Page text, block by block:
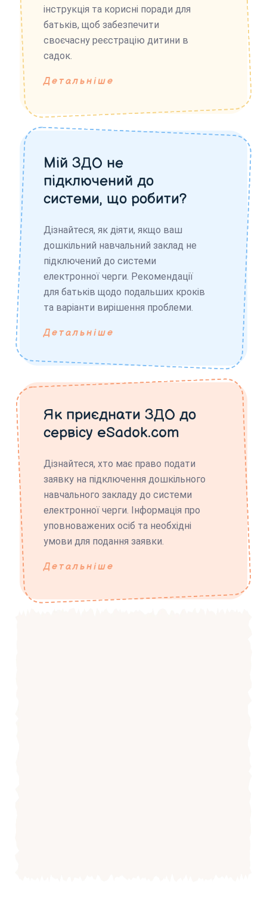
інструкція та корисні поради для
батьків, щоб забезпечити
своєчасну реєстрацію дитини в
садок.
Детальніше
Мій ЗДО не
підключений до
системи, що робити?
Дізнайтеся, як діяти, якщо ваш
дошкільний навчальний заклад не
підключений до системи
електронної черги. Рекомендації
для батьків щодо подальших кроків
та варіанти вирішення проблеми.
Детальніше
Як приєднати ЗДО до
сервісу eSadok.com
Дізнайтеся, хто має право подати
заявку на підключення дошкільного
навчального закладу до системи
електронної черги. Інформація про
уповноважених осіб та необхідні
умови для подання заявки.
Детальніше